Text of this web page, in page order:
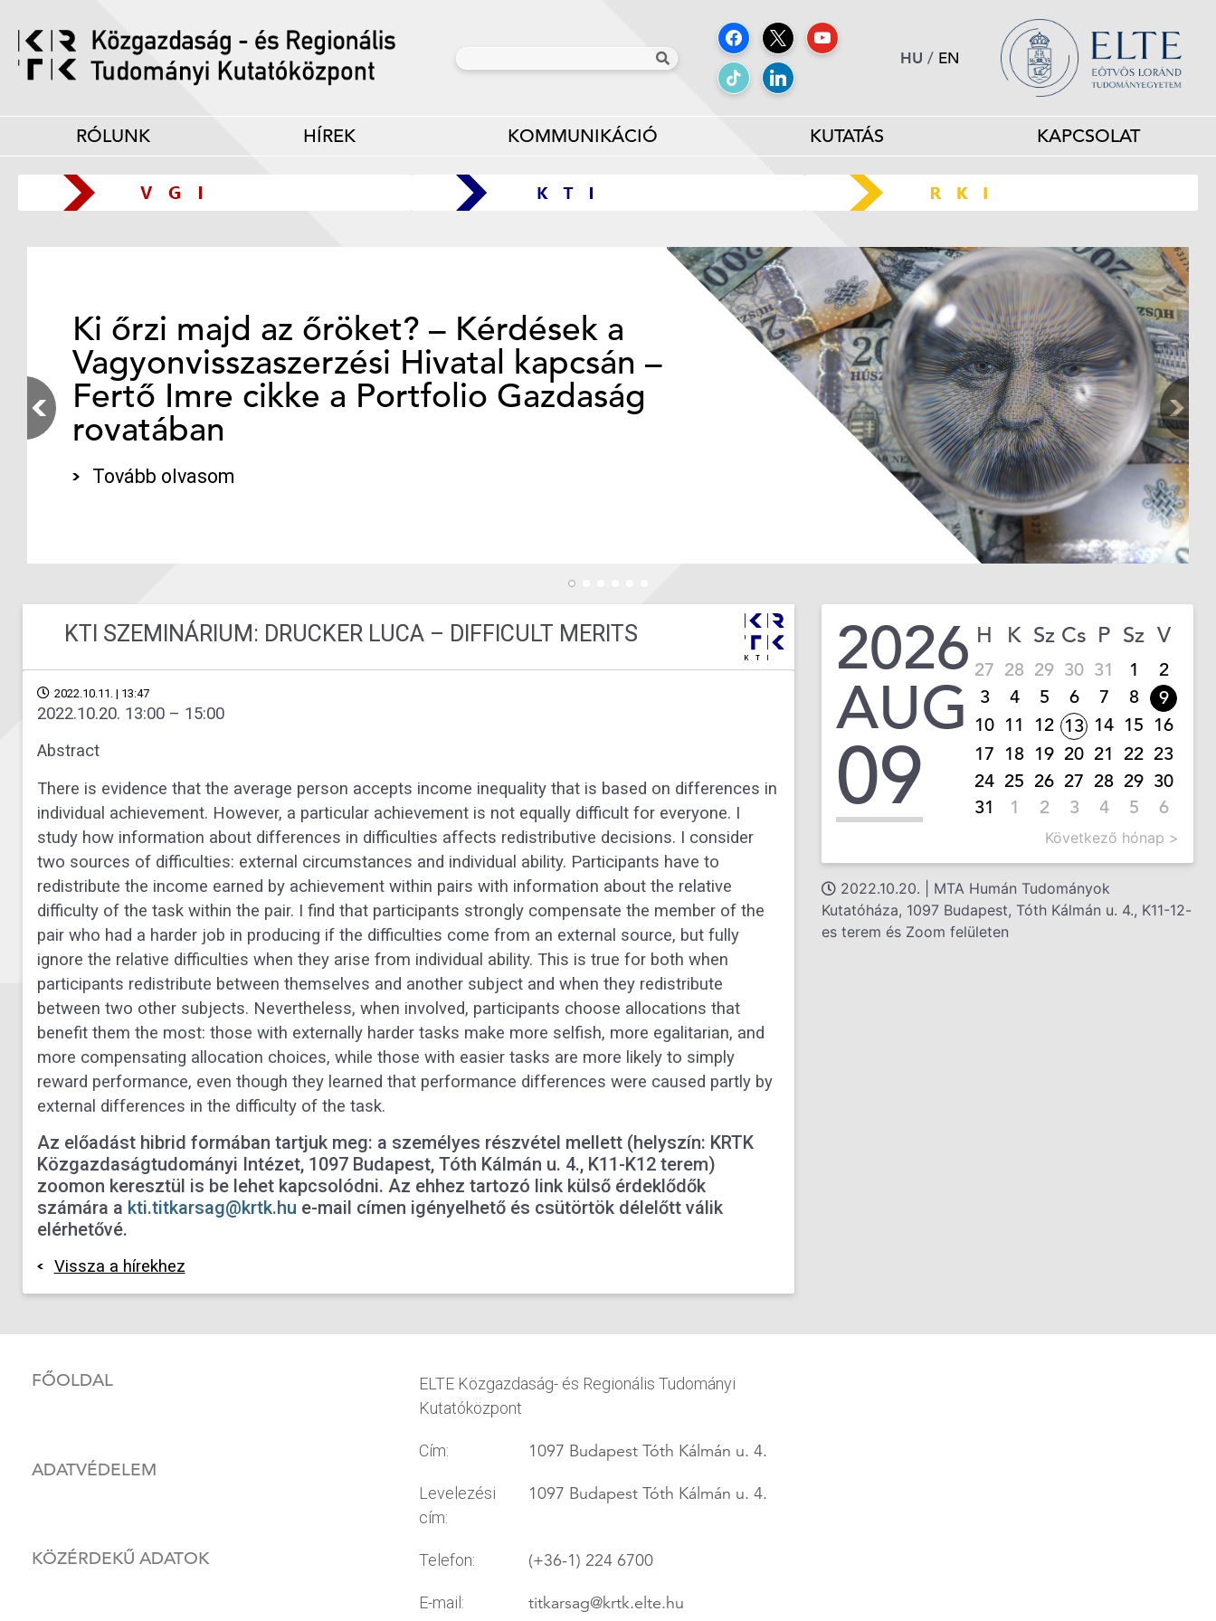
HU / EN
RÓLUNK HÍREK KOMMUNIKÁCIÓ KUTATÁS KAPCSOLAT
Ki őrzi majd az őröket? – Kérdések a
Vagyonvisszaszerzési Hivatal kapcsán –
Fertő Imre cikke a Portfolio Gazdaság
rovatában
Tovább olvasom
KTI SZEMINÁRIUM: DRUCKER LUCA – DIFFICULT MERITS
2022.10.11. | 13:47
2022.10.20. 13:00 – 15:00
Abstract
There is evidence that the average person accepts income inequality that is based on differences in
individual achievement. However, a particular achievement is not equally difficult for everyone. I
study how information about differences in difficulties affects redistributive decisions. I consider
two sources of difficulties: external circumstances and individual ability. Participants have to
redistribute the income earned by achievement within pairs with information about the relative
difficulty of the task within the pair. I find that participants strongly compensate the member of the
pair who had a harder job in producing if the difficulties come from an external source, but fully
ignore the relative difficulties when they arise from individual ability. This is true for both when
participants redistribute between themselves and another subject and when they redistribute
between two other subjects. Nevertheless, when involved, participants choose allocations that
benefit them the most: those with externally harder tasks make more selfish, more egalitarian, and
more compensating allocation choices, while those with easier tasks are more likely to simply
reward performance, even though they learned that performance differences were caused partly by
external differences in the difficulty of the task.
Az előadást hibrid formában tartjuk meg: a személyes részvétel mellett (helyszín: KRTK
Közgazdaságtudományi Intézet, 1097 Budapest, Tóth Kálmán u. 4., K11-K12 terem)
zoomon keresztül is be lehet kapcsolódni. Az ehhez tartozó link külső érdeklődők
számára a kti.titkarsag@krtk.hu e-mail címen igényelhető és csütörtök délelőtt válik
elérhetővé.
Vissza a hírekhez
2026
AUG
09
H K Sz Cs P Sz V
27 28 29 30 31 1
2
3
4 5 6 7 8
9
10 11 12 13 14 15 16
17 18 19 20 21 22 23
24 25 26 27 28 29 30
31
1 2 3 4 5 6
Következő hónap >
2022.10.20. | MTA Humán Tudományok
Kutatóháza, 1097 Budapest, Tóth Kálmán u. 4., K11-12-
es terem és Zoom felületen
FŐOLDAL
ADATVÉDELEM
KÖZÉRDEKŰ ADATOK
ELTE Közgazdaság- és Regionális Tudományi
Kutatóközpont
Cím: 1097 Budapest Tóth Kálmán u. 4.
Levelezési
cím:
1097 Budapest Tóth Kálmán u. 4.
Telefon: (+36-1) 224 6700
E-mail: titkarsag@krtk.elte.hu